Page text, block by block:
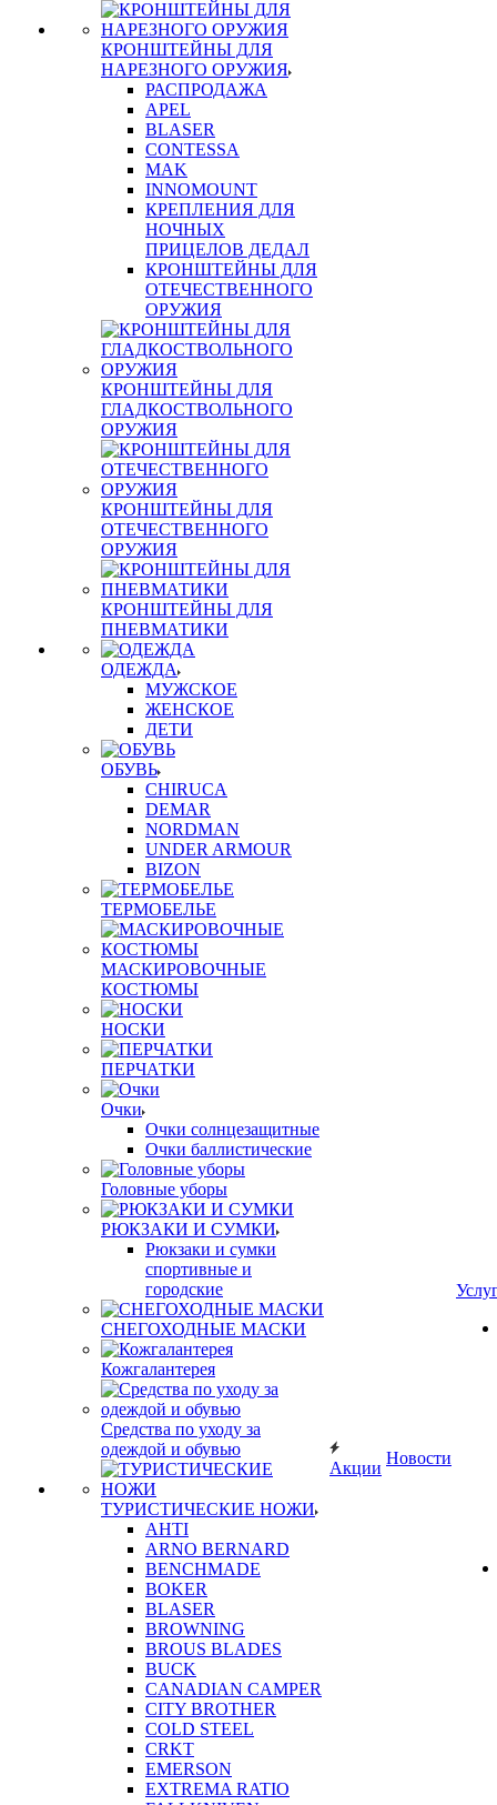
КРОНШТЕЙНЫ ДЛЯ
НАРЕЗНОГО ОРУЖИЯ
РАСПРОДАЖА
APEL
BLASER
CONTESSA
MAK
INNOMOUNT
КРЕПЛЕНИЯ ДЛЯ
НОЧНЫХ
ПРИЦЕЛОВ ДЕДАЛ
КРОНШТЕЙНЫ ДЛЯ
ОТЕЧЕСТВЕННОГО
ОРУЖИЯ
КРОНШТЕЙНЫ ДЛЯ
ГЛАДКОСТВОЛЬНОГО
ОРУЖИЯ
КРОНШТЕЙНЫ ДЛЯ
ОТЕЧЕСТВЕННОГО
ОРУЖИЯ
КРОНШТЕЙНЫ ДЛЯ
ПНЕВМАТИКИ
ОДЕЖДА
МУЖСКОЕ
ЖЕНСКОЕ
ДЕТИ
ОБУВЬ
CHIRUCA
DEMAR
NORDMAN
UNDER ARMOUR
BIZON
ТЕРМОБЕЛЬЕ
МАСКИРОВОЧНЫЕ
КОСТЮМЫ
НОСКИ
ПЕРЧАТКИ
Очки
Очки солнцезащитные
Очки баллистические
Головные уборы
РЮКЗАКИ И СУМКИ
Рюкзаки и сумки
спортивные и
городские
СНЕГОХОДНЫЕ МАСКИ
Кожгалантерея
Средства по уходу за
одеждой и обувью
ТУРИСТИЧЕСКИЕ НОЖИ
AHTI
ARNO BERNARD
BENCHMADE
BOKER
BLASER
BROWNING
BROUS BLADES
BUCK
CANADIAN CAMPER
CITY BROTHER
COLD STEEL
CRKT
EMERSON
EXTREMA RATIO
Акции
Новости